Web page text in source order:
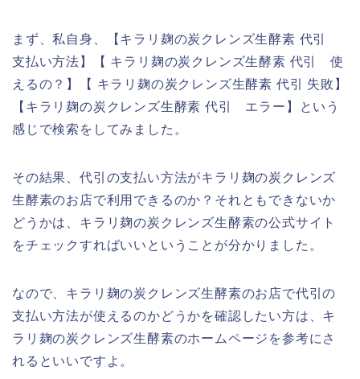
まず、私自身、【キラリ麹の炭クレンズ生酵素 代引
支払い方法】【 キラリ麹の炭クレンズ生酵素 代引 使
えるの？】【 キラリ麹の炭クレンズ生酵素 代引 失敗】
【キラリ麹の炭クレンズ生酵素 代引 エラー】という
感じで検索をしてみました。
その結果、代引の支払い方法がキラリ麹の炭クレンズ
生酵素のお店で利用できるのか？それともできないか
どうかは、キラリ麹の炭クレンズ生酵素の公式サイト
をチェックすればいいということが分かりました。
なので、キラリ麹の炭クレンズ生酵素のお店で代引の
支払い方法が使えるのかどうかを確認したい方は、キ
ラリ麹の炭クレンズ生酵素のホームページを参考にさ
れるといいですよ。